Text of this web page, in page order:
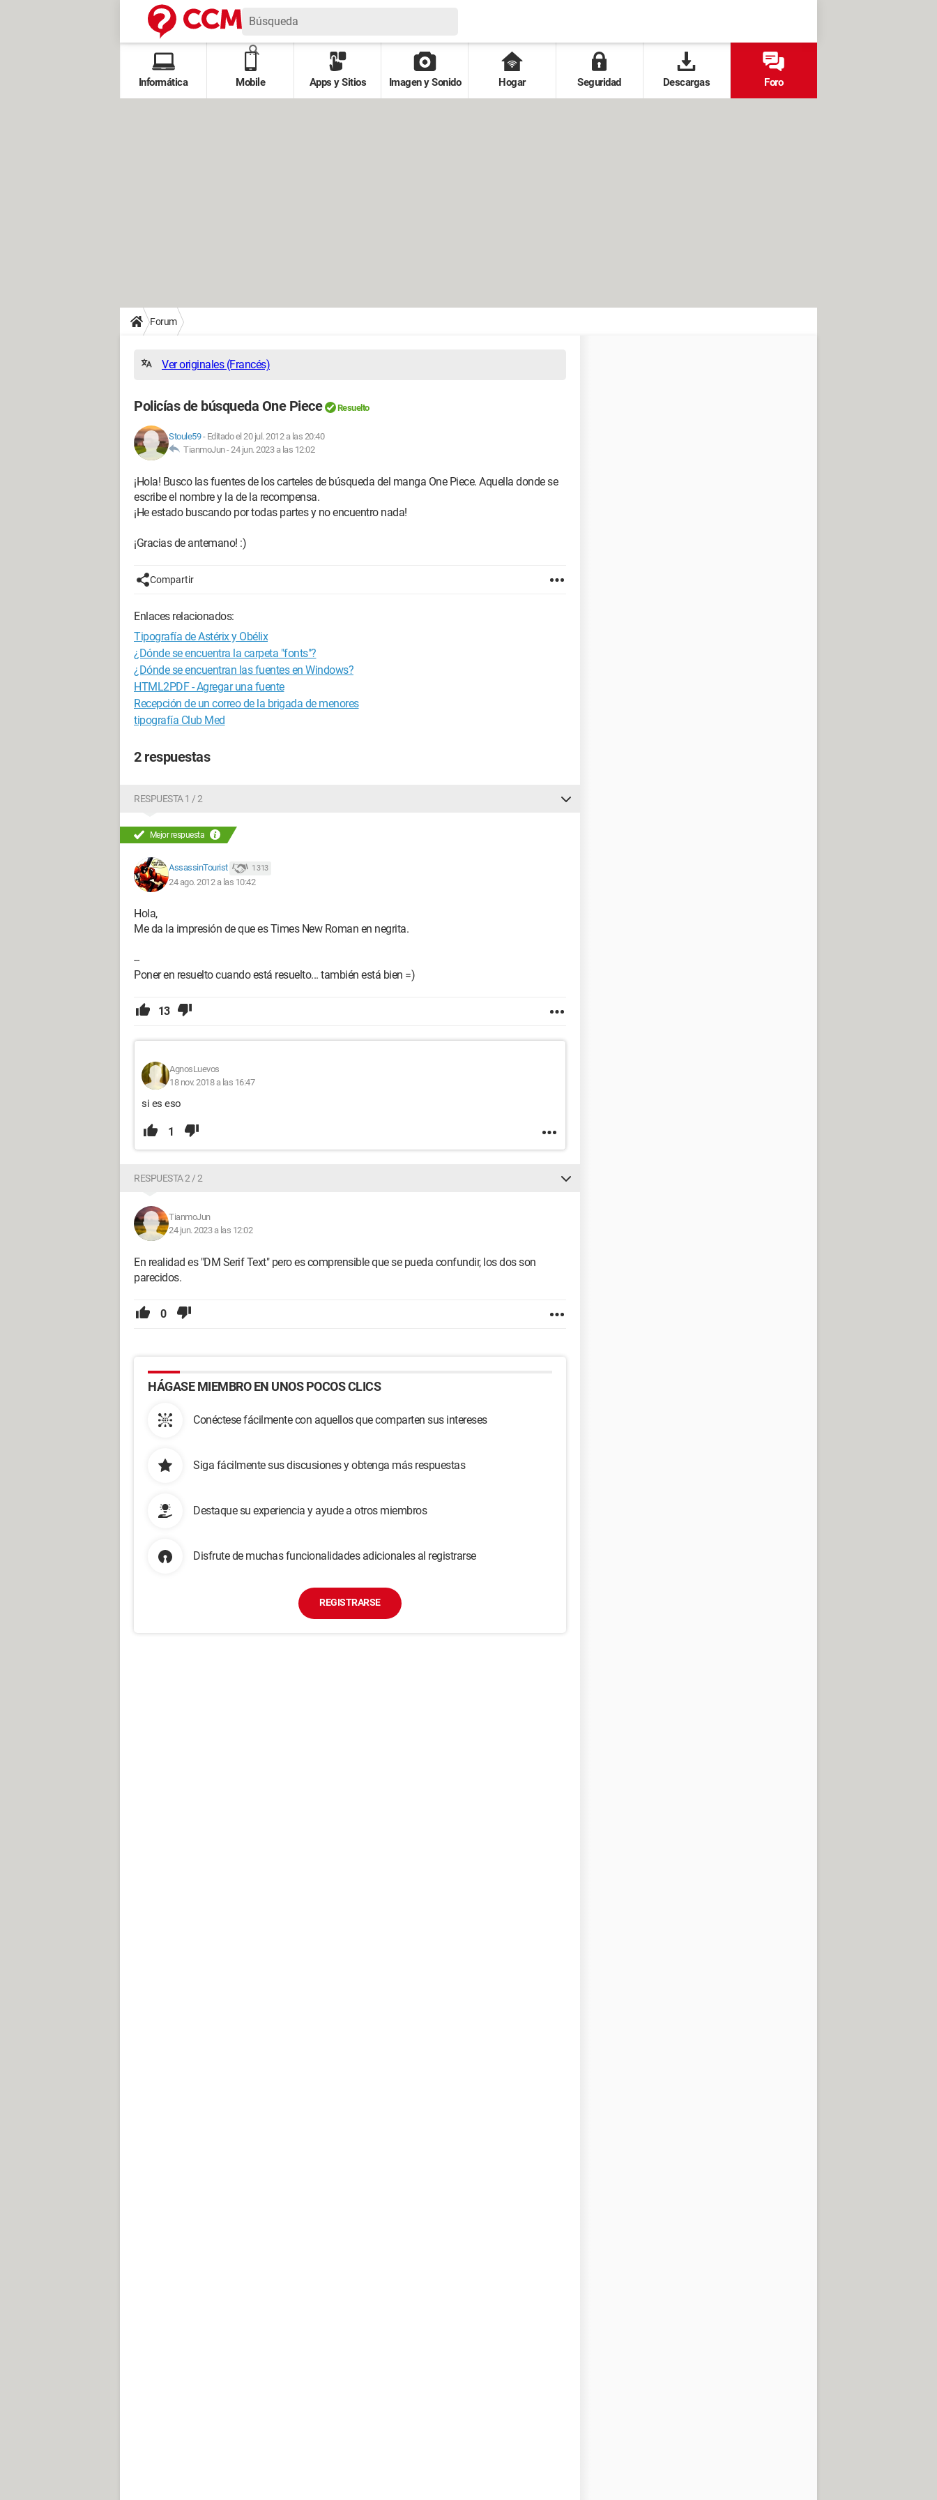
Informática Mobile Apps y Sitios Imagen y Sonido Hogar Seguridad Descargas Foro
Forum
Ver originales (Francés)
Policías de búsqueda One Piece Resuelto
Stoule59- Editado el 20 jul. 2012 a las 20:40
TianmoJun -24 jun. 2023 a las 12:02
¡Hola! Busco las fuentes de los carteles de búsqueda del manga One Piece. Aquella donde se
escribe el nombre y la de la recompensa.
¡He estado buscando por todas partes y no encuentro nada!
¡Gracias de antemano! :)
Compartir
Enlaces relacionados:
Tipografía de Astérix y Obélix
¿Dónde se encuentra la carpeta "fonts"?
¿Dónde se encuentran las fuentes en Windows?
HTML2PDF - Agregar una fuente
Recepción de un correo de la brigada de menores
tipografía Club Med
2 respuestas
RESPUESTA 1 / 2
Mejor respuesta
AssassinTourist 1 313
24 ago. 2012 a las 10:42
Hola,
Me da la impresión de que es Times New Roman en negrita.
--
Poner en resuelto cuando está resuelto... también está bien =)
13
AgnosLuevos
18 nov. 2018 a las 16:47
si es eso
1
RESPUESTA 2 / 2
TianmoJun
24 jun. 2023 a las 12:02
En realidad es "DM Serif Text" pero es comprensible que se pueda confundir, los dos son
parecidos.
0
HÁGASE MIEMBRO EN UNOS POCOS CLICS
Conéctese fácilmente con aquellos que comparten sus intereses
Siga fácilmente sus discusiones y obtenga más respuestas
Destaque su experiencia y ayude a otros miembros
Disfrute de muchas funcionalidades adicionales al registrarse
REGISTRARSE